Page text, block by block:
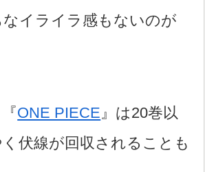
イライラ感もないのが
ONE PIECE 』は20巻以
く伏線が回収されることも